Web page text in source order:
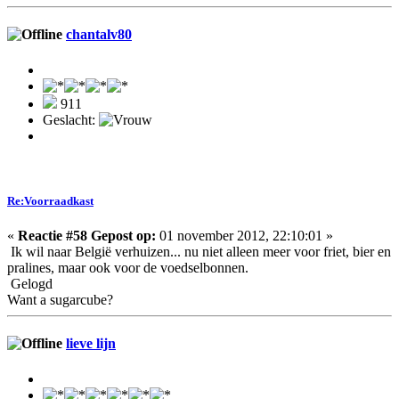
chantalv80
911
Geslacht:
Re:Voorraadkast
« Reactie #58 Gepost op: 01 november 2012, 22:10:01 »
Ik wil naar België verhuizen... nu niet alleen meer voor friet, bier en
pralines, maar ook voor de voedselbonnen.
Gelogd
Want a sugarcube?
lieve lijn